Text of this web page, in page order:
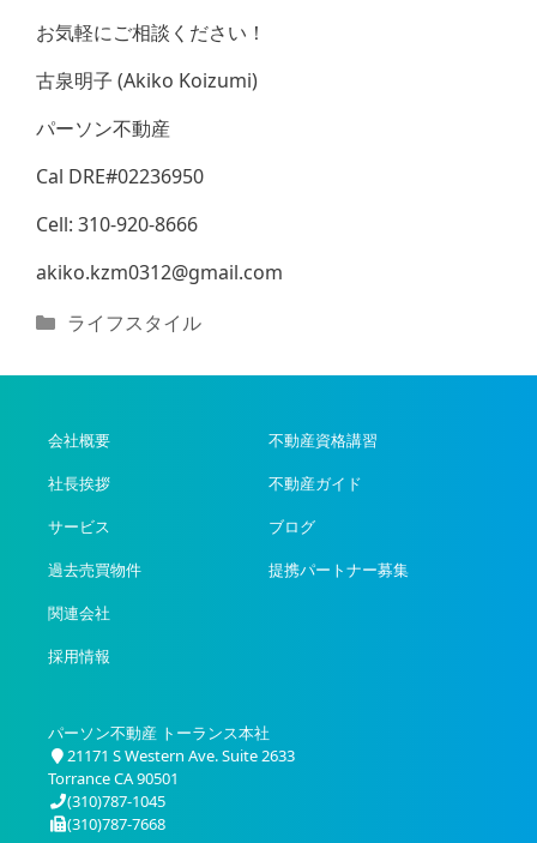
お気軽にご相談ください！
古泉明子 (Akiko Koizumi)
パーソン不動産
Cal DRE#02236950
Cell: 310-920-8666
akiko.kzm0312@gmail.com
カ
ゴ
ー
ライフスタイル
会社概要
社長挨拶
サービス
過去売買物件
関連会社
採用情報
不動産資格講習
不動産ガイド
ブログ
提携パートナー募集
パーソン不動産 トーランス本社
21171 S Western Ave. Suite 2633
Torrance CA 90501
(310)787-1045
(310)787-7668